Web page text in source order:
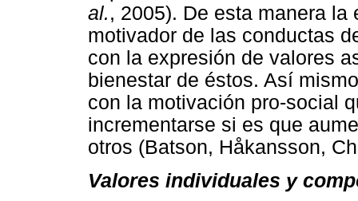
al., 2005). De esta manera
motivador de las conductas
con la expresión de valores
bienestar de éstos. Así
con la motivación pro-social
incrementarse si es que
otros (Batson, Håkansson,
Valores individuales y